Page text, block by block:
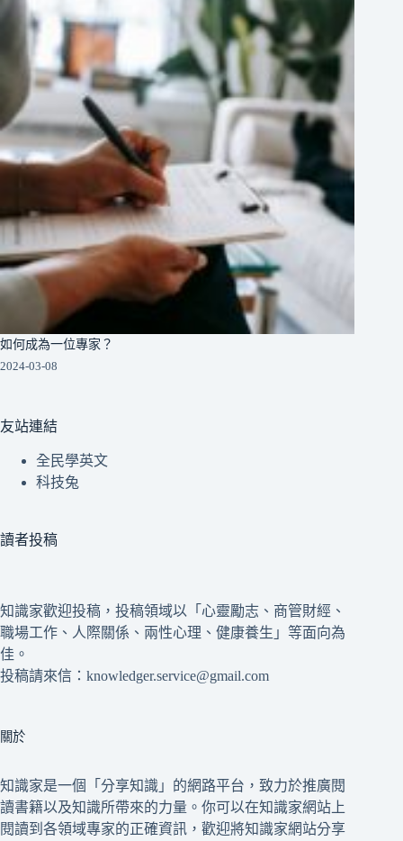
如何成為一位專家？
2024-03-08
友站連結
全民學英文
科技兔
讀者投稿
知識家歡迎投稿，投稿領域以「心靈勵志、商管財經、
職場工作、人際關係、兩性心理、健康養生」等面向為
佳。
投稿請來信：knowledger.service@gmail.com
關於
知識家是一個「分享知識」的網路平台，致力於推廣閱
讀書籍以及知識所帶來的力量。你可以在知識家網站上
閱讀到各領域專家的正確資訊，歡迎將知識家網站分享